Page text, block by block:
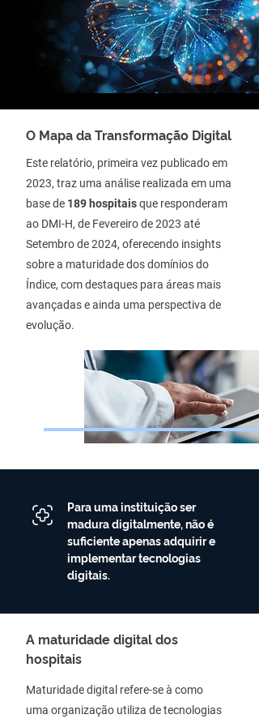
O Mapa da Transformação Digital
Este relatório, primeira vez publicado em
2023, traz uma análise realizada em uma
base de 189 hospitaisque responderam
ao DMI-H, de Fevereiro de 2023 até
Setembro de 2024, oferecendo insights
sobre a maturidade dos domínios do
Índice, com destaques para áreas mais
avançadas e ainda uma perspectiva de
evolução.
Para uma instituição ser
madura digitalmente, não é
suficiente apenas adquirir e
implementar tecnologias
digitais.
A maturidade digital dos
hospitais
Maturidade digital refere-se à como
uma organização utiliza de tecnologias